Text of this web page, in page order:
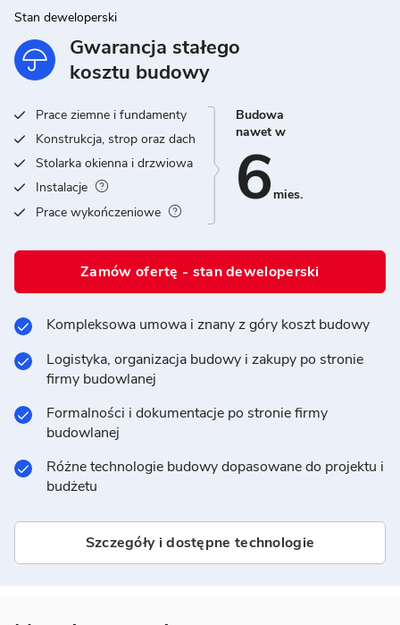
Stan deweloperski
Gwarancja stałego
kosztu budowy
Prace ziemne i fundamenty
Konstrukcja, strop oraz dach
Stolarka okienna i drzwiowa
Instalacje
Prace wykończeniowe
Budowa
nawet w
6 mies.
Zamów ofertę - stan deweloperski
Kompleksowa umowa i znany z góry koszt budowy
Logistyka, organizacja budowy i zakupy po stronie
firmy budowlanej
Formalności i dokumentacje po stronie firmy
budowlanej
Różne technologie budowy dopasowane do projektu i
budżetu
Szczegóły i dostępne technologie